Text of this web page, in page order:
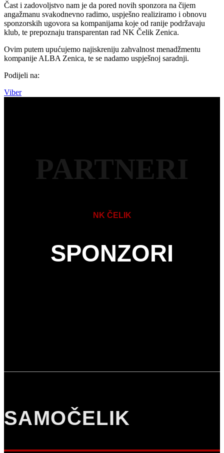
Čast i zadovoljstvo nam je da pored novih sponzora na čijem
angažmanu svakodnevno radimo, uspješno realiziramo i obnovu
sponzorskih ugovora sa kompanijama koje od ranije podržavaju
klub, te prepoznaju transparentan rad NK Čelik Zenica.
Ovim putem upućujemo najiskreniju zahvalnost menadžmentu
kompanije ALBA Zenica, te se nadamo uspješnoj saradnji.
Podijeli na:
Viber
PARTNERI
NK ČELIK
SPONZORI
SAMOČELIK